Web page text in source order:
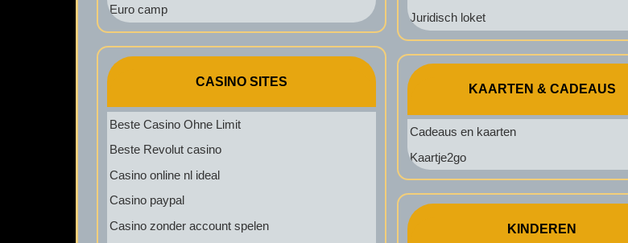
Euro camp
CASINO SITES
Beste Casino Ohne Limit
Beste Revolut casino
Casino online nl ideal
Casino paypal
Casino zonder account spelen
Juridisch loket
KAARTEN & CADEAUS
Cadeaus en kaarten
Kaartje2go
KINDEREN